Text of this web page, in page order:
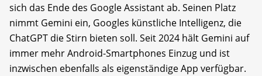
sich das Ende des Google Assistant ab. Seinen Platz
nimmt Gemini ein, Googles künstliche Intelligenz, die
ChatGPT die Stirn bieten soll. Seit 2024 hält Gemini auf
immer mehr Android-Smartphones Einzug und ist
inzwischen ebenfalls als eigenständige App verfügbar.